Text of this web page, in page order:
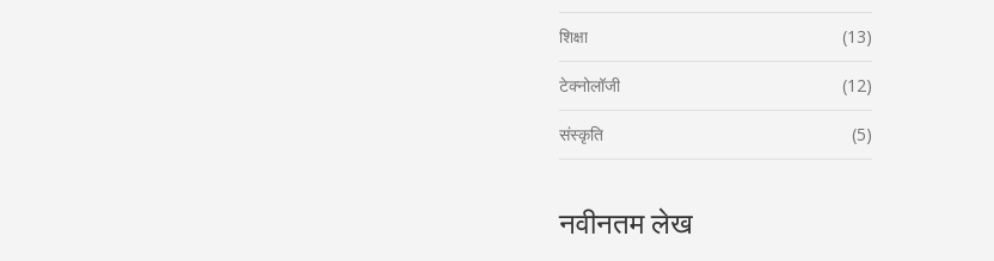
शिक्षा (13)
टेक्नोलॉजी (12)
संस्कृति (5)
नवीनतम लेख